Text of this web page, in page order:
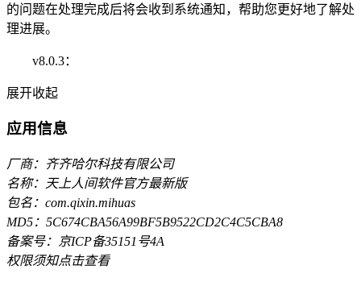
的问题在处理完成后将会收到系统通知，帮助您更好地了解处
理进展。
v8.0.3：
展开收起
应用信息
厂商：齐齐哈尔科技有限公司
名称：天上人间软件官方最新版
包名：com.qixin.mihuas
MD5：5C674CBA56A99BF5B9522CD2C4C5CBA8
备案号：京ICP备35151号4A
权限须知点击查看